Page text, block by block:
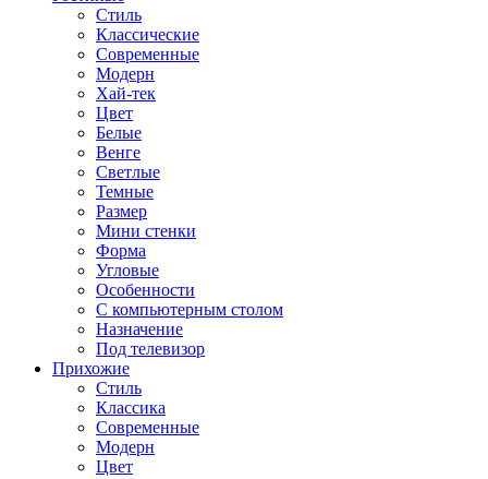
Стиль
Классические
Современные
Модерн
Хай-тек
Цвет
Белые
Венге
Светлые
Темные
Размер
Мини стенки
Форма
Угловые
Особенности
С компьютерным столом
Назначение
Под телевизор
Прихожие
Стиль
Классика
Современные
Модерн
Цвет